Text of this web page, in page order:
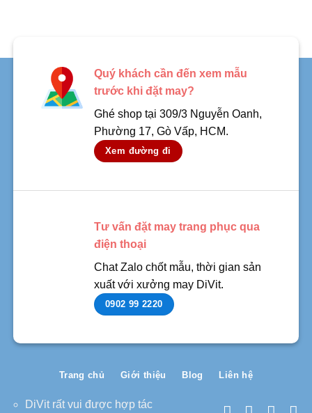
Quý khách cần đến xem mẫu
trước khi đặt may?
Ghé shop tại 309/3 Nguyễn Oanh,
Phường 17, Gò Vấp, HCM.
Xem đường đi
Tư vấn đặt may trang phục qua
điện thoại
Chat Zalo chốt mẫu, thời gian sản
xuất với xưởng may DiVit.
0902 99 2220
DiVit rất vui được hợp tác
Trang chủ Giới thiệu Blog Liên hệ